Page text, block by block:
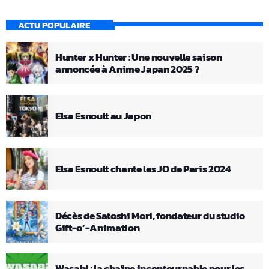
ACTU POPULAIRE
Hunter x Hunter : Une nouvelle saison
annoncée à Anime Japan 2025 ?
Elsa Esnoult au Japon
Elsa Esnoult chante les JO de Paris 2024
Décès de Satoshi Mori, fondateur du studio
Gift-o’-Animation